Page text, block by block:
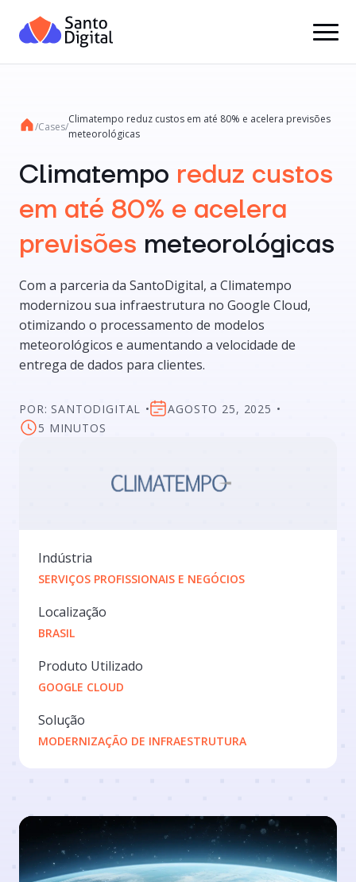
/Cases/
Climatempo reduz custos em até 80% e acelera previsões
meteorológicas
Climatempo reduz custos
em até 80% e acelera
previsões meteorológicas
Com a parceria da SantoDigital, a Climatempo
modernizou sua infraestrutura no Google Cloud,
otimizando o processamento de modelos
meteorológicos e aumentando a velocidade de
entrega de dados para clientes.
POR: SANTODIGITAL
AGOSTO 25, 2025
5 MINUTOS
Indústria
SERVIÇOS PROFISSIONAIS E NEGÓCIOS
Localização
BRASIL
Produto Utilizado
GOOGLE CLOUD
Solução
MODERNIZAÇÃO DE INFRAESTRUTURA